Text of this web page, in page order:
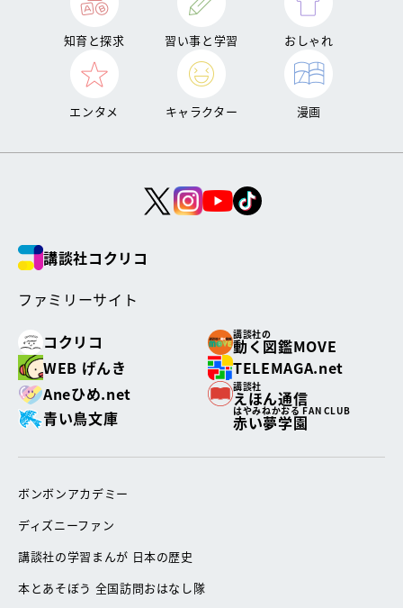
知育と探求 習い事と学習 おしゃれ
エンタメ キャラクター 漫画
講談社コクリコ
ファミリーサイト
コクリコ
講談社の
動く図鑑MOVE
WEB げんき
TELEMAGA.net
Aneひめ.net
講談社
えほん通信
青い鳥文庫
はやみねかおる FAN CLUB
赤い夢学園
ボンボンアカデミー
ディズニーファン
講談社の学習まんが 日本の歴史
本とあそぼう 全国訪問おはなし隊